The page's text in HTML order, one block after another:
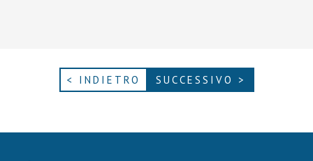
< INDIETRO SUCCESSIVO >